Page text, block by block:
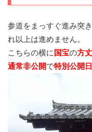
参道をまっすぐ進み突
れ以上は進めません。
こちらの横に 国宝の方丈
通常非公開で特別公開